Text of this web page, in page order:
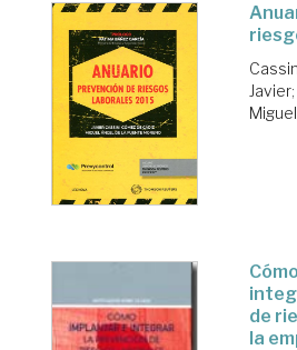
Javier;
de
la